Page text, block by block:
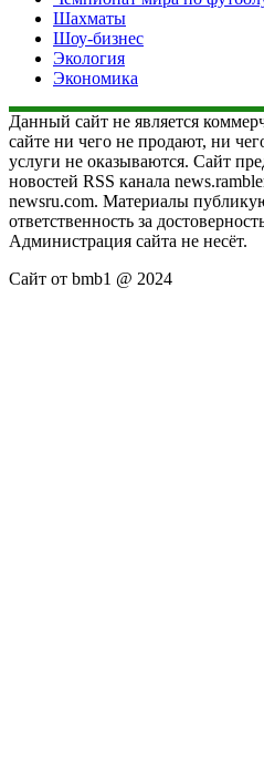
Шахматы
Шоу-бизнес
Экология
Экономика
Данный сайт не является
сайте ни чего не продают, ни
услуги не оказываются. Сайт
новостей RSS канала
newsru.com. Материалы
ответственность за
Администрация сайта не несёт.
Сайт от bmb1 @ 2024